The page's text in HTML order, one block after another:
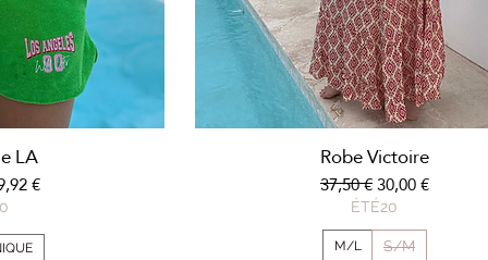
LA
promotionnel
€
Aperçu rapide
Robe Victoire
Prix original
37,50 €Prix
30,00 €
ÉTÉ20
M/L S/M